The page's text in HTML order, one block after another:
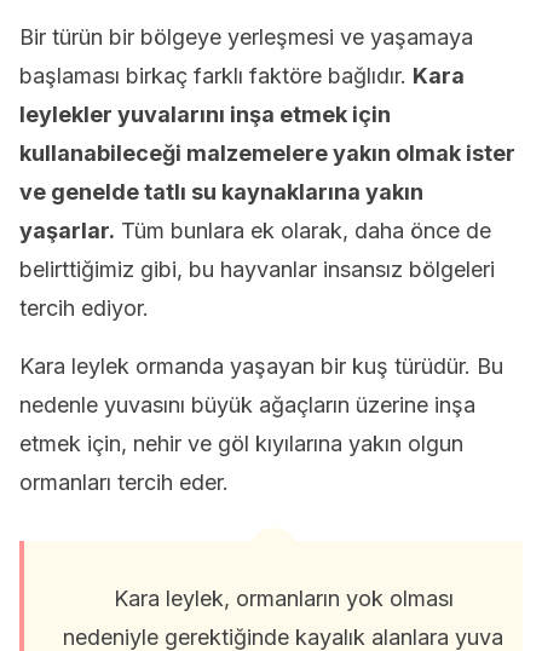
Bir türün bir bölgeye yerleşmesi ve yaşamaya
başlaması birkaç farklı faktöre bağlıdır. Kara
leylekler yuvalarını inşa etmek için
kullanabileceği malzemelere yakın olmak ister
ve genelde tatlı su kaynaklarına yakın
yaşarlar. Tüm bunlara ek olarak, daha önce de
belirttiğimiz gibi, bu hayvanlar insansız bölgeleri
tercih ediyor.
Kara leylek ormanda yaşayan bir kuş türüdür. Bu
nedenle yuvasını büyük ağaçların üzerine inşa
etmek için, nehir ve göl kıyılarına yakın olgun
ormanları tercih eder.
Kara leylek, ormanların yok olması
nedeniyle gerektiğinde kayalık alanlara yuva